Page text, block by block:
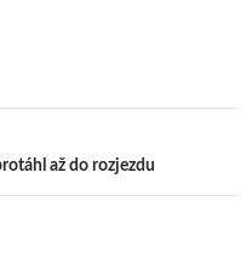
až do rozjezdu